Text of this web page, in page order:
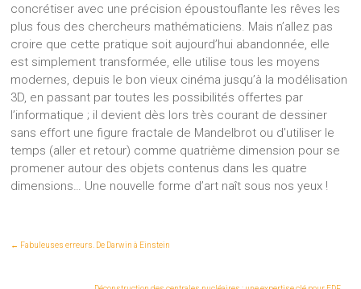
concrétiser avec une précision époustouflante les rêves les
plus fous des chercheurs mathématiciens. Mais n’allez pas
croire que cette pratique soit aujourd’hui abandonnée, elle
est simplement transformée, elle utilise tous les moyens
modernes, depuis le bon vieux cinéma jusqu’à la modélisation
3D, en passant par toutes les possibilités offertes par
l’informatique ; il devient dès lors très courant de dessiner
sans effort une figure fractale de Mandelbrot ou d’utiliser le
temps (aller et retour) comme quatrième dimension pour se
promener autour des objets contenus dans les quatre
dimensions… Une nouvelle forme d’art naît sous nos yeux !
← Fabuleuses erreurs. De Darwin à Einstein